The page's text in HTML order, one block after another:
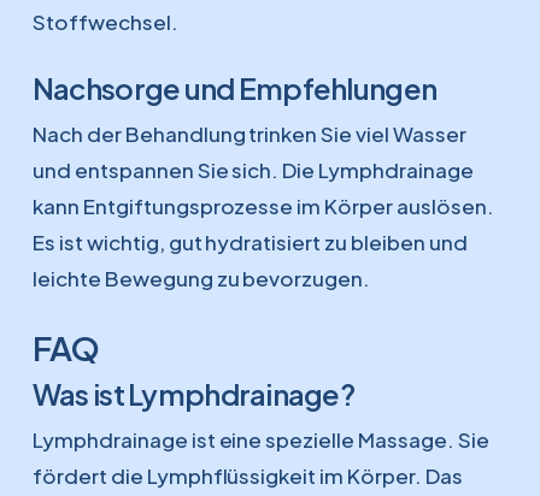
Stoffwechsel.
Nachsorge und Empfehlungen
Nach der Behandlung trinken Sie viel Wasser
und entspannen Sie sich. Die Lymphdrainage
kann Entgiftungsprozesse im Körper auslösen.
Es ist wichtig, gut hydratisiert zu bleiben und
leichte Bewegung zu bevorzugen.
FAQ
Was ist Lymphdrainage?
Lymphdrainage ist eine spezielle Massage. Sie
fördert die Lymphflüssigkeit im Körper. Das